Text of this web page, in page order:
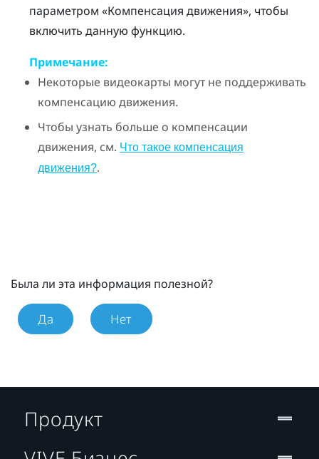
параметром «Компенсация движения», чтобы
включить данную функцию.
Примечание:
Некоторые видеокарты могут не поддерживать
компенсацию движения.
Чтобы узнать больше о компенсации
движения, см. Что такое компенсация
движения?.
Была ли эта информация полезной?
Да Нет
Продукт